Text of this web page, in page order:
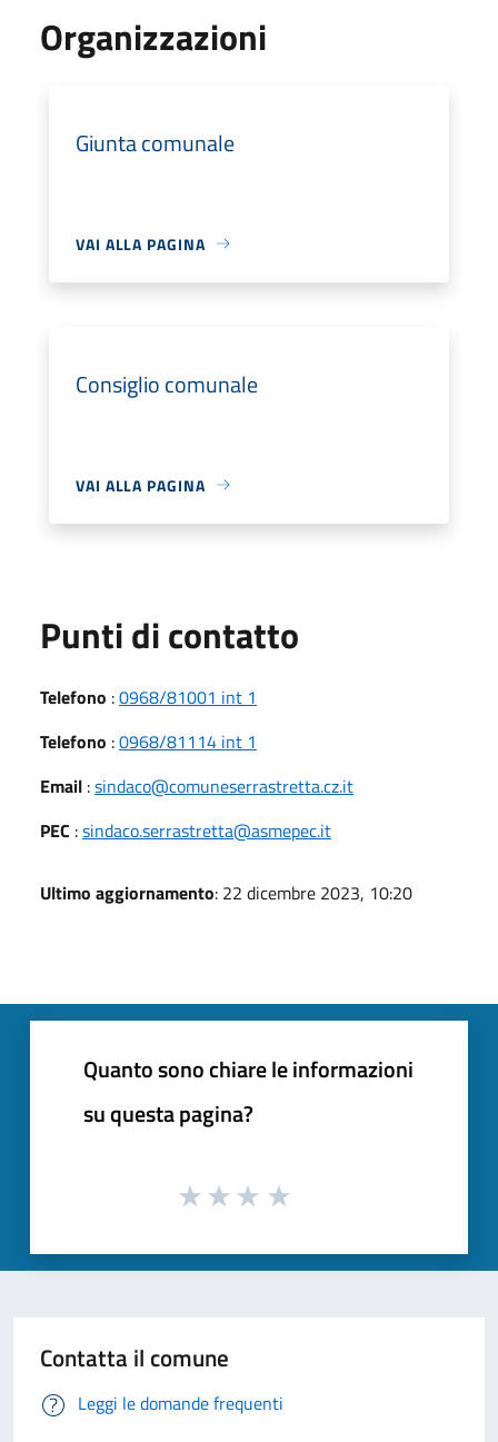
Organizzazioni
Giunta comunale
VAI ALLA PAGINA
Consiglio comunale
VAI ALLA PAGINA
Punti di contatto
Telefono :0968/81001 int 1
Telefono :0968/81114 int 1
Email :sindaco@comuneserrastretta.cz.it
PEC :sindaco.serrastretta@asmepec.it
Ultimo aggiornamento: 22 dicembre 2023, 10:20
Quanto sono chiare le informazioni
su questa pagina?
Contatta il comune
Leggi le domande frequenti